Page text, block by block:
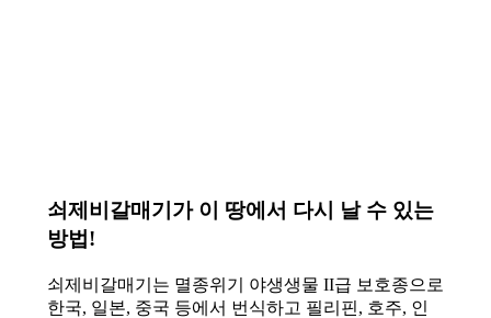
쇠제비갈매기가 이 땅에서 다시 날 수 있는
방법!
쇠제비갈매기는 멸종위기 야생생물 II급 보호종으로
한국, 일본, 중국 등에서 번식하고 필리핀, 호주, 인